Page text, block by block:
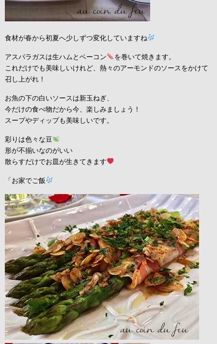
食材が春から初夏へ少しずつ変化していますね
アスパラガスは生ハムとベーコン
を巻いて焼きます。
これだけでも美味しいけれど、熱々のアーモンドのソースをかけて
召し上がれ！
お魚の下の白いソースは新玉ねぎ、
今だけの食べ物だから今、楽しみましょう！
スープやディップも美味しいです。
彩りは色々な豆
形が不揃いなのがいい
散らすだけでお皿が生きてきます
「お家でご飯